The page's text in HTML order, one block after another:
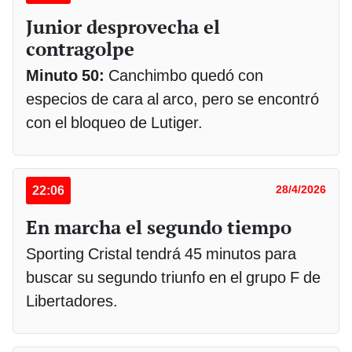
Junior desprovecha el
contragolpe
Minuto 50: Canchimbo quedó con
especios de cara al arco, pero se encontró
con el bloqueo de Lutiger.
22:06 28/4/2026
En marcha el segundo tiempo
Sporting Cristal tendrá 45 minutos para
buscar su segundo triunfo en el grupo F de
Libertadores.